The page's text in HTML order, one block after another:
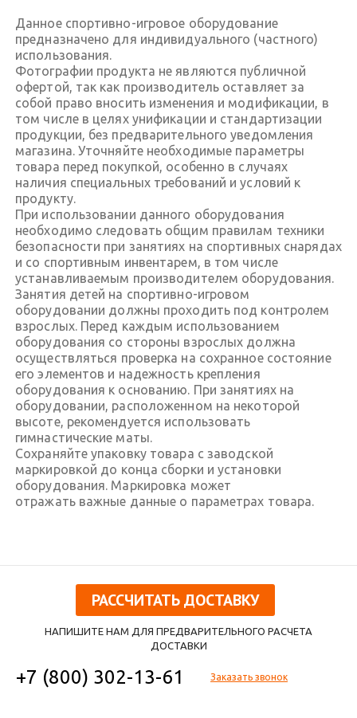
Данное спортивно-игровое оборудование
предназначено для индивидуального (частного)
использования.
Фотографии продукта не являются публичной
офертой, так как производитель оставляет за
собой право вносить изменения и модификации, в
том числе в целях унификации и стандартизации
продукции, без предварительного уведомления
магазина. Уточняйте необходимые параметры
товара перед покупкой, особенно в случаях
наличия специальных требований и условий к
продукту.
При использовании данного оборудования
необходимо следовать общим правилам техники
безопасности при занятиях на спортивных снарядах
и со спортивным инвентарем, в том числе
устанавливаемым производителем оборудования.
Занятия детей на спортивно-игровом
оборудовании должны проходить под контролем
взрослых. Перед каждым использованием
оборудования со стороны взрослых должна
осуществляться проверка на сохранное состояние
его элементов и надежность крепления
оборудования к основанию. При занятиях на
оборудовании, расположенном на некоторой
высоте, рекомендуется использовать
гимнастические маты.
Сохраняйте упаковку товара с заводской
маркировкой до конца сборки и установки
оборудования. Маркировка может
отражать важные данные о параметрах товара.
РАССЧИТАТЬ ДОСТАВКУ
НАПИШИТЕ НАМ ДЛЯ ПРЕДВАРИТЕЛЬНОГО РАСЧЕТА
ДОСТАВКИ
+7 (800) 302-13-61 Заказать звонок